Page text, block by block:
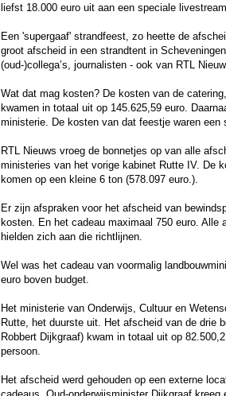
liefst 18.000 euro uit aan een speciale
Een 'supergaaf' strandfeest, zo heette de
groot afscheid in een strandtent in
(oud-)collega’s, journalisten - ook van RTL
Wat dat mag kosten? De kosten van de
kwamen in totaal uit op 145.625,59 euro.
ministerie. De kosten van dat feestje waren een
RTL Nieuws vroeg de bonnetjes op van alle
ministeries van het vorige kabinet Rutte IV. De
komen op een kleine 6 ton (578.097 euro.).
Er zijn afspraken voor het afscheid van
kosten. En het cadeau maximaal 750 euro. Alle
hielden zich aan die richtlijnen.
Wel was het cadeau van voormalig
euro boven budget.
Het ministerie van Onderwijs, Cultuur en
Rutte, het duurste uit. Het afscheid van de drie
Robbert Dijkgraaf) kwam in totaal uit op
persoon.
Het afscheid werd gehouden op een externe